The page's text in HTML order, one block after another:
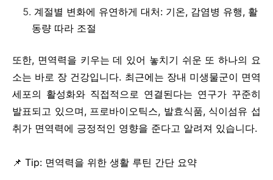
계절별 변화에 유연하게 대처: 기온, 감염병 유행, 활
동량 따라 조절
또한, 면역력을 키우는 데 있어 놓치기 쉬운 또 하나의 요
소는 바로 장 건강입니다. 최근에는 장내 미생물군이 면역
세포의 활성화와 직접적으로 연결된다는 연구가 꾸준히
발표되고 있으며, 프로바이오틱스, 발효식품, 식이섬유 섭
취가 면역력에 긍정적인 영향을 준다고 알려져 있습니다.
📌 Tip: 면역력을 위한 생활 루틴 간단 요약